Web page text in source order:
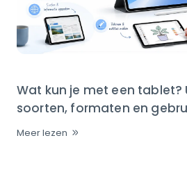
Wat kun je met een tablet?
soorten, formaten en
Meer lezen